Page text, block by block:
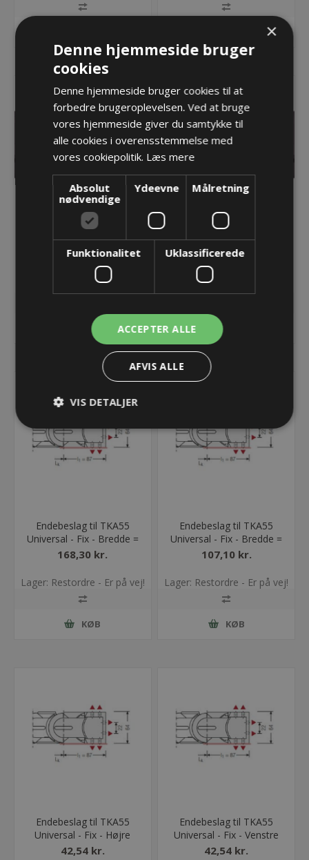
TKA energikæde -
55.060.175.195
824,79 kr.
Lager: Restordre - Er på vej!
KØB
TKA energikæde -
55.080.125.170
761,75 kr.
Lager: Restordre - Er på vej!
Endebeslag til TKA55
Universal - Fix - Bredde =
125
168,30 kr.
Lager: Restordre - Er på vej!
KØB
Endebeslag til TKA55
Universal - Fix - Bredde =
175
107,10 kr.
Lager: Restordre - Er på vej!
KØB
Endebeslag til TKA55
Universal - Fix - Højre
42,54 kr.
Endebeslag til TKA55
Universal - Fix - Venstre
42,54 kr.
×
Denne hjemmeside bruger
cookies
Denne hjemmeside bruger cookies til at
forbedre brugeroplevelsen. Ved at bruge
vores hjemmeside giver du samtykke til
alle cookies i overensstemmelse med
vores cookiepolitik. Læs mere
Absolut
nødvendige
Ydeevne Målretning
Funktionalitet Uklassificerede
ACCEPTER ALLE
AFVIS ALLE
VIS DETALJER